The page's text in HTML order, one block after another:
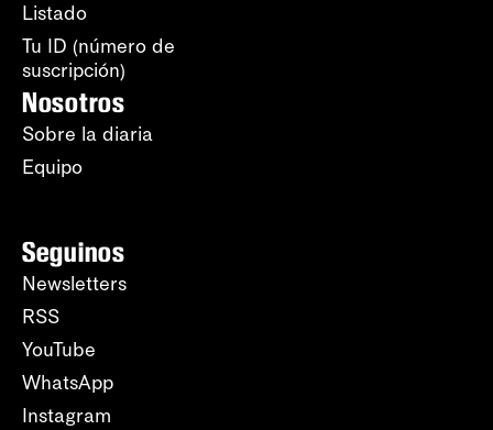
Listado
Tu ID (número de
suscripción)
Nosotros
Sobre la diaria
Equipo
Seguinos
Newsletters
RSS
YouTube
WhatsApp
Instagram